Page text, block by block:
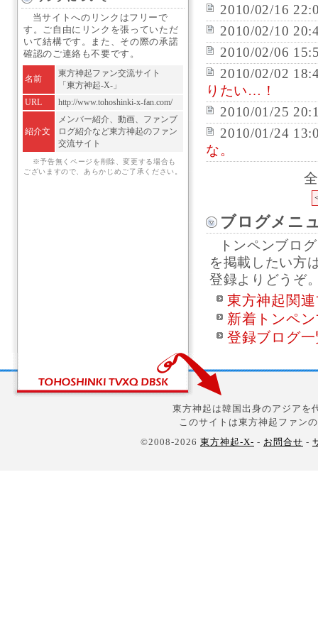
2010/02/16
2010/02/10
2010/02/06
2010/02/02
りたい…！
2010/01/25
2010/01/24
な。
ブログメニ
トンペンブロ
を掲載したい方
登録よりどうぞ
東方神起関
新着トンペ
登録ブログ
当サイトへのリンクはフリーで
す。ご自由にリンクを張っていただ
いて結構です。また、その際の承諾
確認のご連絡も不要です。
名前
東方神起ファン交流サイト
「東方神起-X-」
URL
http://www.tohoshinki-x-fan.com/
紹介文
メンバー紹介、動画、ファンブ
ログ紹介など東方神起のファン
交流サイト
※予告無くページを削除、変更する場合も
ございますので、あらかじめご了承ください。
東方神起は韓国出身のアジアを
このサイトは東方神起ファン
©2008-2026 東方神起-X- - お問合せ -